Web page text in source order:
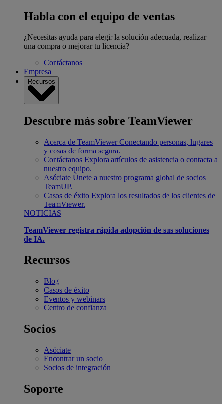
Habla con el equipo de ventas
¿Necesitas ayuda para elegir la solución adecuada, realizar
una compra o mejorar tu licencia?
Contáctanos
Empresa
Recursos
Descubre más sobre TeamViewer
Acerca de TeamViewer Conectando personas, lugares
y cosas de forma segura.
Contáctanos Explora artículos de asistencia o contacta a
nuestro equipo.
Asóciate Únete a nuestro programa global de socios
TeamUP.
Casos de éxito Explora los resultados de los clientes de
TeamViewer.
NOTICIAS
TeamViewer registra rápida adopción de sus soluciones
de IA.
Recursos
Blog
Casos de éxito
Eventos y webinars
Centro de confianza
Socios
Asóciate
Encontrar un socio
Socios de integración
Soporte